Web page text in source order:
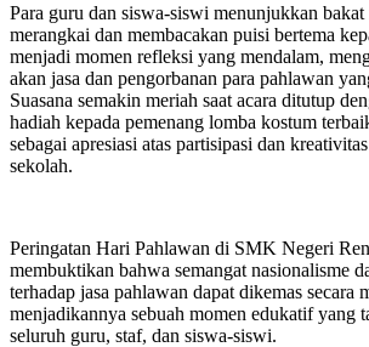
Para guru dan siswa-siswi menunjukkan bakat
merangkai dan membacakan puisi bertema
menjadi momen refleksi yang mendalam,
akan jasa dan pengorbanan para pahlawan
Suasana semakin meriah saat acara ditutup
hadiah kepada pemenang lomba kostum
sebagai apresiasi atas partisipasi dan
sekolah.
Peringatan Hari Pahlawan di SMK Negeri
membuktikan bahwa semangat nasionalisme
terhadap jasa pahlawan dapat dikemas secara
menjadikannya sebuah momen edukatif yang
seluruh guru, staf, dan siswa-siswi.